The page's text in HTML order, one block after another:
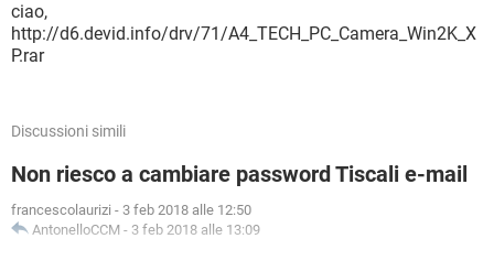
ciao,
http://d6.devid.info/drv/71/A4_TECH_PC_Camera_Win2K_X
P.rar
Discussioni simili
Non riesco a cambiare password Tiscali e-mail
francescolaurizi - 3 feb 2018 alle 12:50
AntonelloCCM - 3 feb 2018 alle 13:09